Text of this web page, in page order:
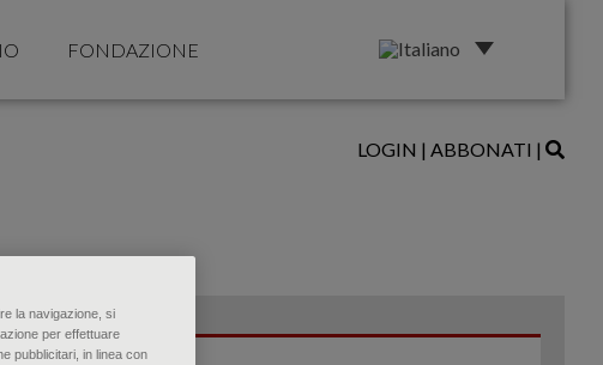
FONDAZIONE
LOGIN | ABBONATI |
la navigazione, si
per effettuare
pubblicitari, in linea con